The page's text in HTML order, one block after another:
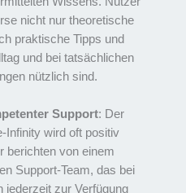
nicht nur theoretische
praktische Tipps und
und bei tatsächlichen
nützlich sind.
Support: Der
Infinity wird oft positiv
berichten von einem
Support-Team, das bei
jederzeit zur Verfügung